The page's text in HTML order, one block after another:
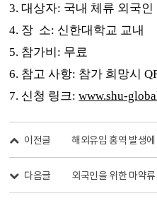
3. 대상자: 국내 체류 외국
4. 장 소: 신한대학교 교내
5. 참가비: 무료
6. 참고 사항: 참가 희망시
7. 신청 링크:www.shu-
이전글
다음글 외국인을 위한 마약